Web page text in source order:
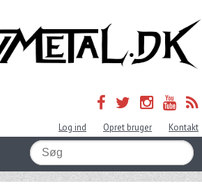
Log ind Opret bruger Kontakt